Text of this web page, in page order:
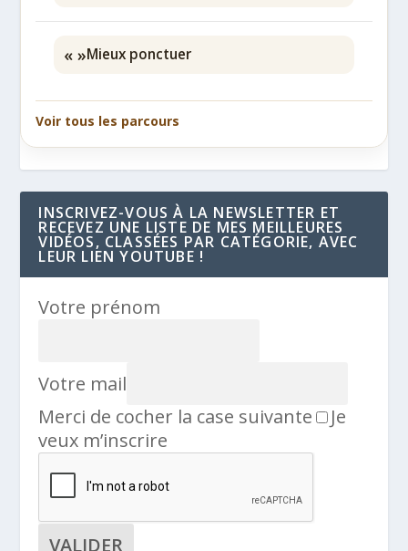
« »Mieux ponctuer
Voir tous les parcours
INSCRIVEZ-VOUS À LA NEWSLETTER ET
RECEVEZ UNE LISTE DE MES MEILLEURES
VIDÉOS, CLASSÉES PAR CATÉGORIE, AVEC
LEUR LIEN YOUTUBE !
Votre prénom
Votre mail
Merci de cocher la case suivante
Je
veux m’inscrire